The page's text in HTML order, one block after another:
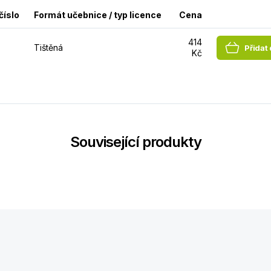
Formát učebnice / typ licence Cena
Tištěná
414
Kč
Přidat
Související produkty